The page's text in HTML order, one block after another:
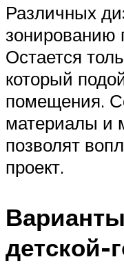
Различных
зонированию
Остается
который
помещения.
материалы и
позволят
проект.
детской-